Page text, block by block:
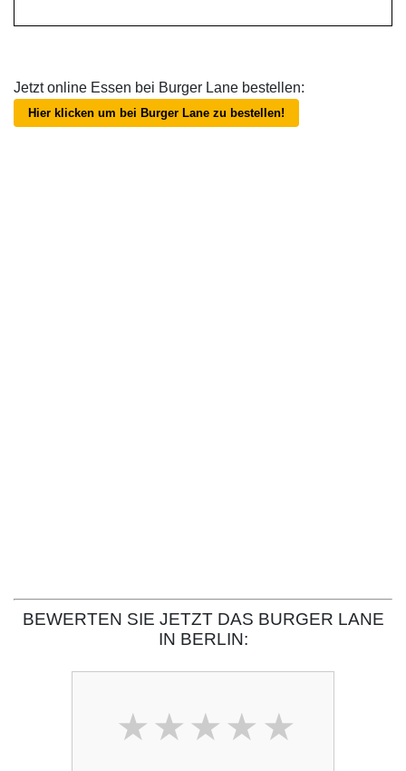
Jetzt online Essen bei Burger Lane bestellen:
Hier klicken um bei Burger Lane zu bestellen!
BEWERTEN SIE JETZT DAS BURGER LANE
IN BERLIN: